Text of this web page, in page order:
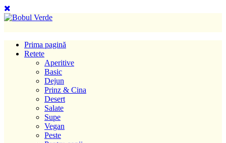
Prima pagină
Retete
Aperitive
Basic
Dejun
Prinz & Cina
Desert
Salate
Supe
Vegan
Peste